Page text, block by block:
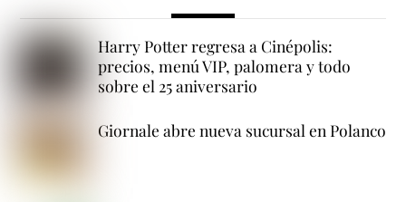
Harry Potter regresa a Cinépolis:
precios, menú VIP, palomera y todo
sobre el 25 aniversario
Giornale abre nueva sucursal en Polanco